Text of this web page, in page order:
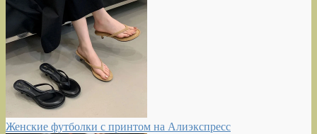
Женские футболки с принтом на Алиэкспресс